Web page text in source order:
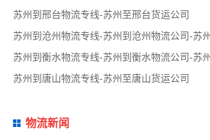
苏州到邢台物流专线-苏州至邢台货运公司
苏州到沧州物流专线-苏州到沧州物流公司-苏
苏州到衡水物流专线-苏州到衡水物流公司-苏
苏州到唐山物流专线-苏州至唐山货运公司
物流新闻